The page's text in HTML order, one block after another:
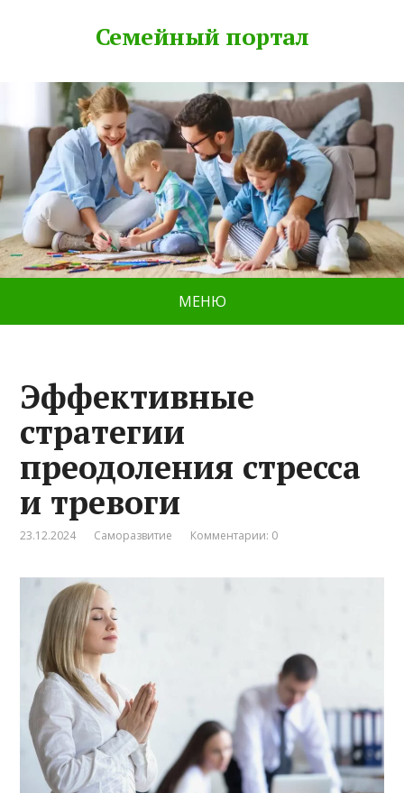
Семейный портал
МЕНЮ
Эффективные
стратегии
преодоления стресса
и тревоги
23.12.2024 Саморазвитие Комментарии: 0